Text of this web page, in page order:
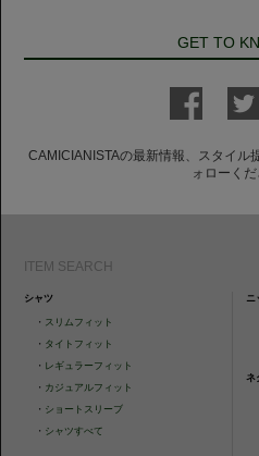
GET TO
CAMICIANISTAの最新情報、スタイル
ォローくだ
ITEM SEARCH
シャツ
・ スリムフィット
・ タイトフィット
・ レギュラーフィット
・ カジュアルフィット
・ ショートスリーブ
・ シャツすべて
ニ
ネ